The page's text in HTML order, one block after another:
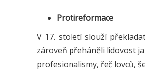
Protireformace
V 17. století slouží
zároveň přeháněli lidovost
profesionalismy, řeč lovců,